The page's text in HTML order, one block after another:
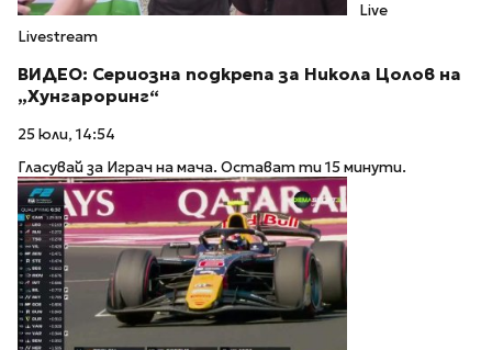
Live
Livestream
ВИДЕО: Сериозна подкрепа за Никола Цолов на
„Хунгароринг“
25 юли, 14:54
Гласувай за Играч на мача. Остават ти 15 минути.